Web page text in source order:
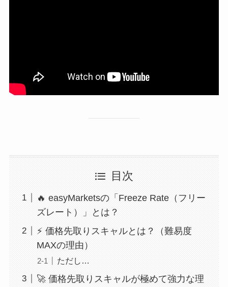
目次
🔥 easyMarketsの「Freeze Rate（フリー
ズレート）」とは？
⚡ 価格先取りスキャルとは？（難易度
MAXの理由）
ただし…
🚀 価格先取りスキャルが極めて強力な理